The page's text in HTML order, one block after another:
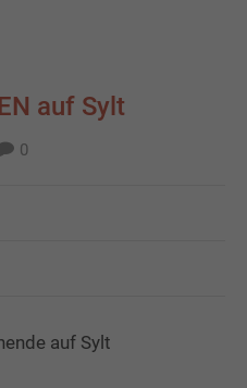
auf Sylt
0
auf Sylt